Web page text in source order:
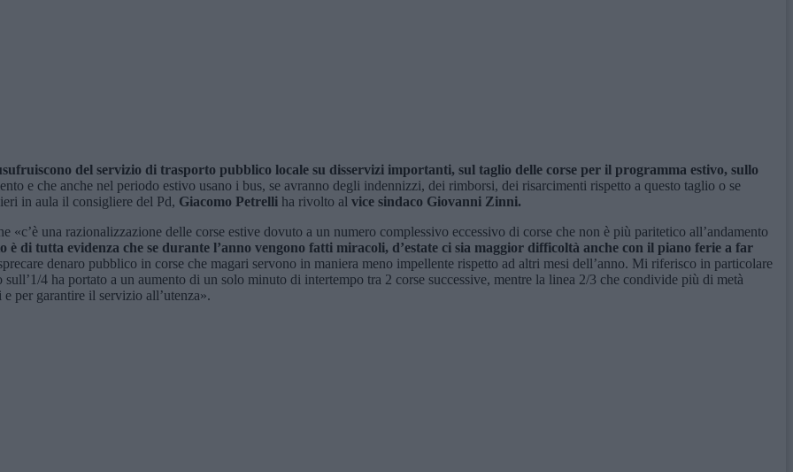
del servizio di trasporto pubblico locale su disservizi importanti, sul taglio delle corse per il programma estivo, sullo
e che anche nel periodo estivo usano i bus, se avranno degli indennizzi, dei rimborsi, dei risarcimenti rispetto a questo taglio o se
in aula il consigliere del Pd, Giacomo Petrelli ha rivolto al vice sindaco Giovanni Zinni.
una razionalizzazione delle corse estive dovuto a un numero complessivo eccessivo di corse che non è più paritetico all’andamento
è di tutta evidenza che se durante l’anno vengono fatti miracoli, d’estate ci sia maggior difficoltà anche con il piano ferie a far
denaro pubblico in corse che magari servono in maniera meno impellente rispetto ad altri mesi dell’anno. Mi riferisco in particolare
4 ha portato a un aumento di un solo minuto di intertempo tra 2 corse successive, mentre la linea 2/3 che condivide più di metà
per garantire il servizio all’utenza».